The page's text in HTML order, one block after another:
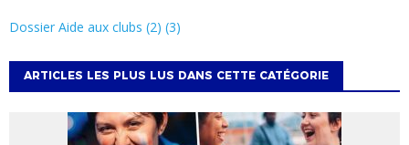
Dossier Aide aux clubs (2) (3)
ARTICLES LES PLUS LUS DANS CETTE CATÉGORIE